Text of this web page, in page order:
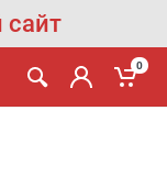
сайт
0